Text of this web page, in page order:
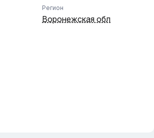
Регион
Воронежская обл